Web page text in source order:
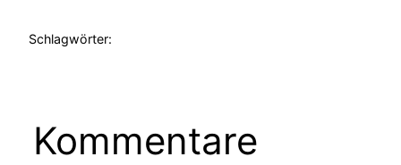
Schlagwörter:
Kommentare